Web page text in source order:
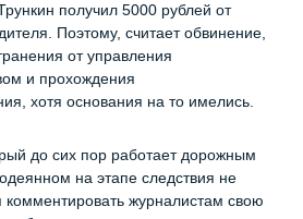
получил 5000 рублей от
Поэтому, считает обвинение,
от управления
и прохождения
хотя основания на то имелись.
до сих пор работает дорожным
на этапе следствия не
комментировать журналистам свою